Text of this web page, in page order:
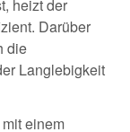
heizt der
Darüber
die
Langlebigkeit
einem